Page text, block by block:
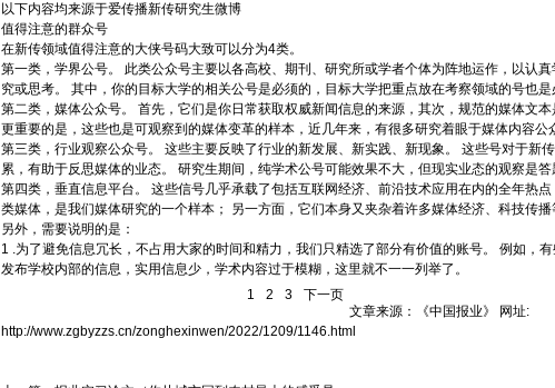
以下内容均来源于爱传播新传研究生微博
值得注意的群众号
在新传领域值得注意的大侠号码大致可以分为4类。
第一类，学界公号。 此类公众号主要以各高校、期刊、研究所或学者个体为阵地运作，以认
究或思考。 其中，你的目标大学的相关公号是必须的，目标大学把重点放在考察领域的号也是
第二类，媒体公众号。 首先，它们是你日常获取权威新闻信息的来源，其次，规范的媒体文本
更重要的是，这些也是可观察到的媒体变革的样本，近几年来，有很多研究着眼于媒体内容公
第三类，行业观察公众号。 这些主要反映了行业的新发展、新实践、新现象。 这些号对于新
累，有助于反思媒体的业态。 研究生期间，纯学术公号可能效果不大，但现实业态的观察是答
第四类，垂直信息平台。 这些信号几乎承载了包括互联网经济、前沿技术应用在内的全年热
类媒体，是我们媒体研究的一个样本； 另一方面，它们本身又夹杂着许多媒体经济、科技传播
另外，需要说明的是：
1 .为了避免信息冗长，不占用大家的时间和精力，我们只精选了部分有价值的账号。 例如，
发布学校内部的信息，实用信息少，学术内容过于模糊，这里就不一一列举了。
1
2 3
下一页
文章来源：
《中国报业》
网址:
http://www.zgbyzzs.cn/zonghexinwen/2022/1209/1146.html